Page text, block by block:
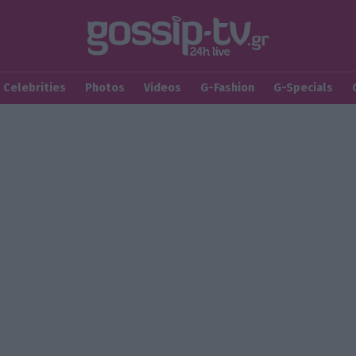
Celebrities Photos Videos G-Fashion G-Specials